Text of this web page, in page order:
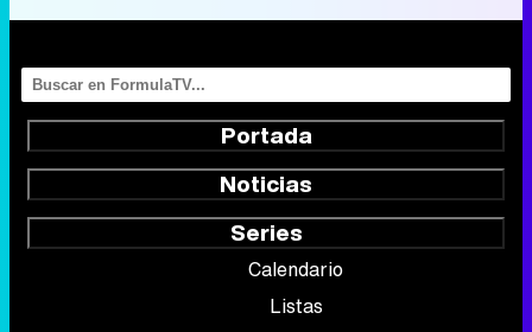
Portada
Noticias
Series
Calendario
Listas